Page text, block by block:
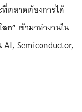
ตลาดต้องการได้
ก” เข้ามาทำงานใน
Semiconductor,